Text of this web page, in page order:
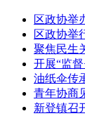
区政协举
区政协举
聚焦民生
开展“监
油纸伞传
青年协商
新登镇召